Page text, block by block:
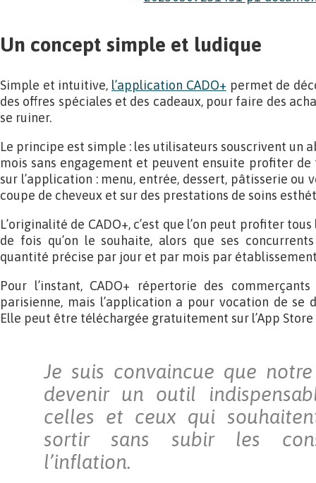
Un concept simple et ludique
Simple et intuitive, l’application CADO+ permet de
des offres spéciales et des cadeaux, pour faire des
se ruiner.
Le principe est simple : les utilisateurs souscrivent un
mois sans engagement et peuvent ensuite profiter
sur l’application : menu, entrée, dessert, pâtisserie ou
coupe de cheveux et sur des prestations de soins
L’originalité de CADO+, c’est que l’on peut profiter
de fois qu’on le souhaite, alors que ses
quantité précise par jour et par mois par
Pour l’instant, CADO+ répertorie des
parisienne, mais l’application a pour vocation de se
Elle peut être téléchargée gratuitement sur l’App Store
Je suis convaincue que
devenir un outil
celles et ceux qui
sortir sans subir les
l’inflation.